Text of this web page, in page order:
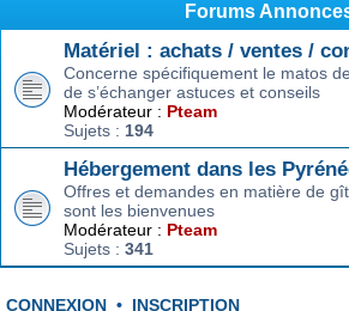
Forums
Matériel : achats / ventes /
Concerne spécifiquement le matos
de s’échanger astuces et conseils
Modérateur : Pteam
Sujets : 194
Hébergement dans les
Offres et demandes en matière de
sont les bienvenues
Modérateur : Pteam
Sujets : 341
CONNEXION • INSCRIPTION